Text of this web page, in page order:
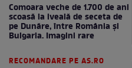
Comoara veche de 1.700 de ani
scoasă la iveală de seceta de
pe Dunăre, între România şi
Bulgaria. Imagini rare
RECOMANDARE PE AS.RO